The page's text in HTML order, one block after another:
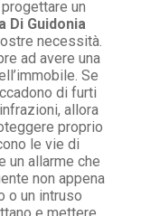
un
Di Guidonia
necessità.
ad avere una
Se
di furti
allora
proprio
le vie di
un allarme che
non appena
o un intruso
e mettere